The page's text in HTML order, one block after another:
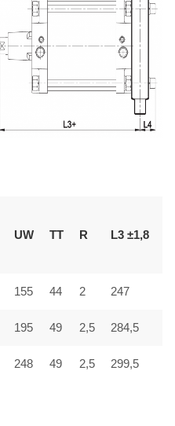
UW TT R L3 ±1,8
155 44 2 247
195 49 2,5 284,5
248 49 2,5 299,5